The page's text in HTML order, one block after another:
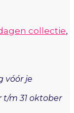
collectie,
vóór je
t/m 31 oktober